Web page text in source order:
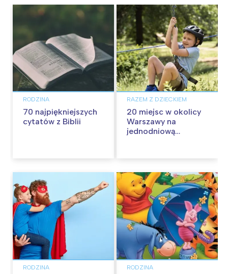
RODZINA
70 najpiękniejszych
cytatów z Biblii
RAZEM Z DZIECKIEM
20 miejsc w okolicy
Warszawy na
jednodniową
RODZINA RODZINA